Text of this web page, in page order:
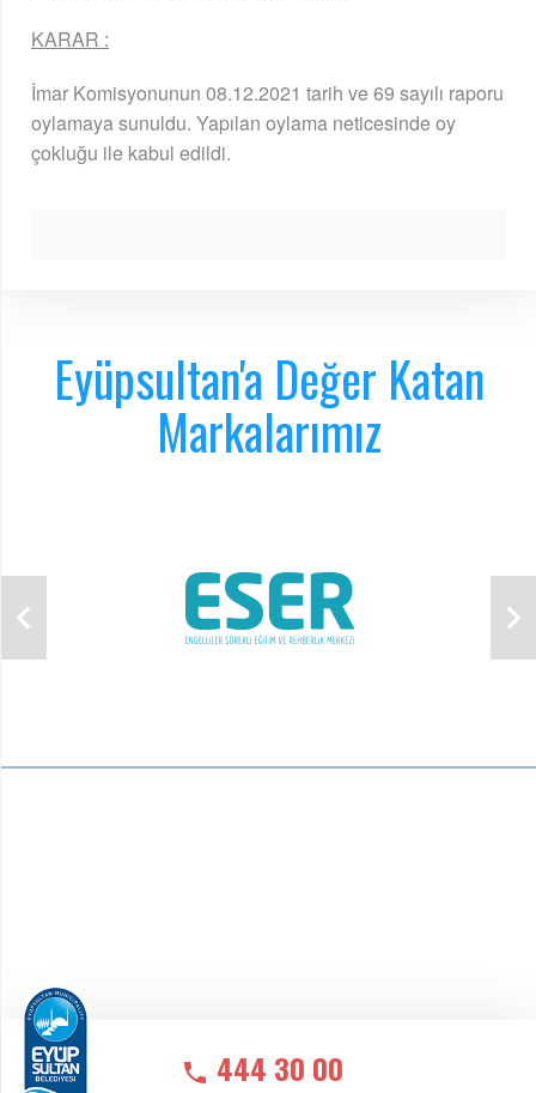
KARAR :
İmar Komisyonunun 08.12.2021 tarih ve 69 sayılı raporu
oylamaya sunuldu. Yapılan oylama neticesinde oy
çokluğu ile kabul edildi.
Eyüpsultan'a Değer Katan
Markalarımız
444 30 00